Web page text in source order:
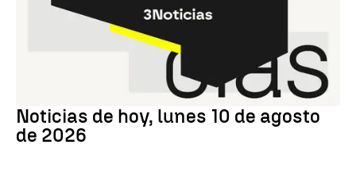
Noticias de hoy, lunes 10 de agosto
de 2026